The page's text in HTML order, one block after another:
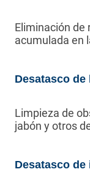
Eliminación de
acumulada en
Desatasco de
Limpieza de
jabón y otros
Desatasco